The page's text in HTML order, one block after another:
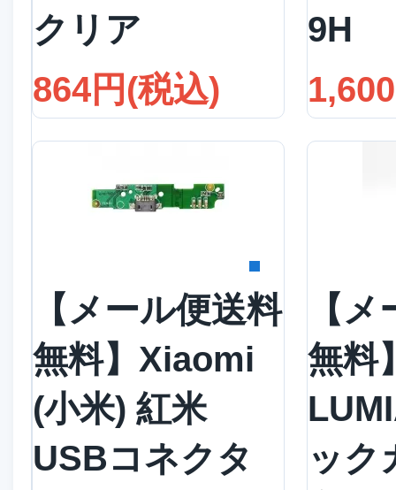
クリア
864円(税込)
9H
【メール便送料
無料】Xiaomi
(小米) 紅米
USBコネクタ
【
無料
ック